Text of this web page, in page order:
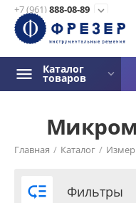
+7 (961)888-08-89 expand_more
Каталог
товаров
Фильтры товаров
Цена
Главная / Каталог /
 Фильтры